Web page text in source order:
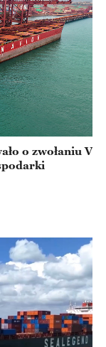
o zwołaniu V